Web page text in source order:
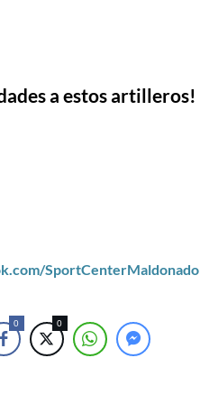
a estos artilleros!
SportCenterMaldonado
0 0